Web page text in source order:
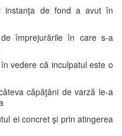
instanţa de fond a avut în
împrejurările în care s-a
vedere că inculpatul este o
căpăţâni de varză le-a
ei concret şi prin atingerea